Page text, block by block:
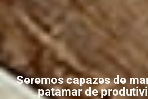
Seremos capazes de
patamar de